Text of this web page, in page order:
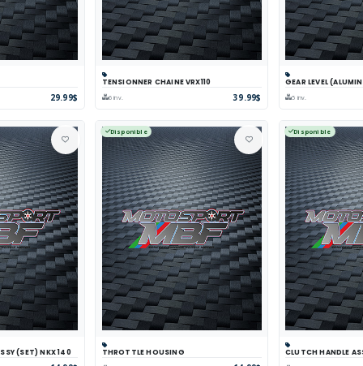
29.99$
Panier ComparerTENSIONNER CHAINE VRX110
6 inv. 39.99$
Panier
GEAR LEVEL
5 inv.
Voir
(SET) NKX 140
Disponible
Panier Comparer
THROTTLE HOUSING
Disponible
Panier
CLUTCH HANDLE